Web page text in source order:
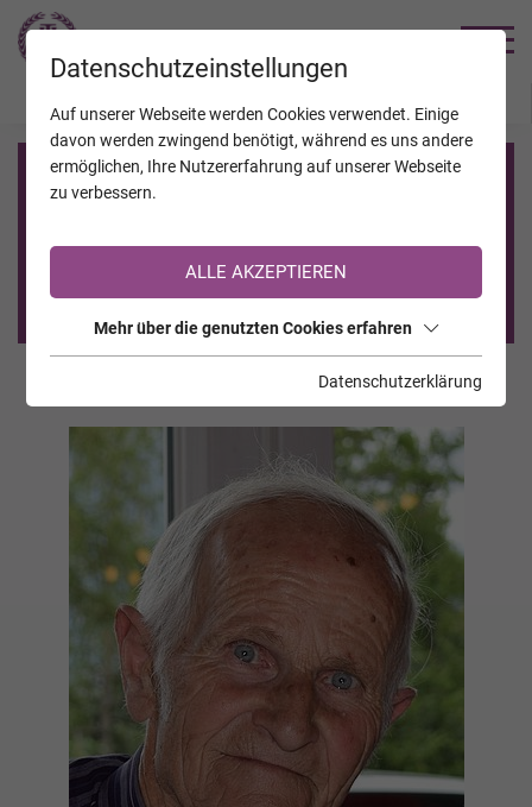
Registrierung auf TrauerHilfe.it
Sie sind noch nicht auf TrauerHilfe.it registriert?
>> zur kostenlosen Registrierung <<
Datenschutzeinstellungen
Auf unserer Webseite werden Cookies verwendet. Einige
davon werden zwingend benötigt, während es uns andere
ermöglichen, Ihre Nutzererfahrung auf unserer Webseite
zu verbessern.
ALLE AKZEPTIEREN
Mehr über die genutzten Cookies erfahren
Datenschutzerklärung
JAHRESTAGE KALENDER VERSTORBENE